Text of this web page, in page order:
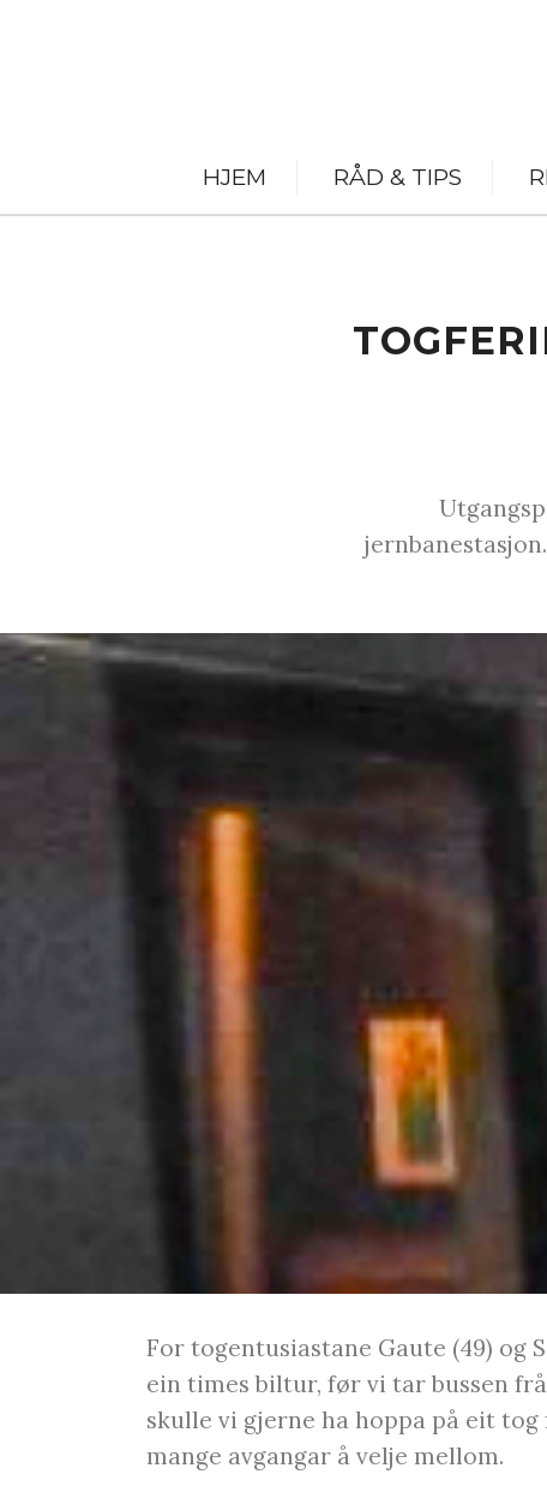
HJEM RÅD & TIPS
For togentusiastane Gaute (49) og
ein times biltur, før vi tar bussen
skulle vi gjerne ha hoppa på eit
mange avgangar å velje mellom.